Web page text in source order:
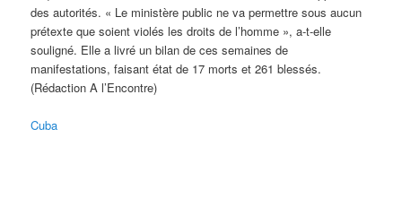
des autorités. « Le ministère public ne va permettre sous aucun
prétexte que soient violés les droits de l’homme », a-t-elle
souligné. Elle a livré un bilan de ces semaines de
manifestations, faisant état de 17 morts et 261 blessés.
(Rédaction A l’Encontre)
Cuba